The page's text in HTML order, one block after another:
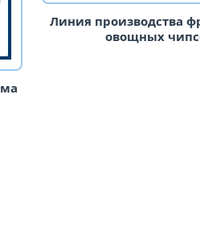
Линия производства
овощных